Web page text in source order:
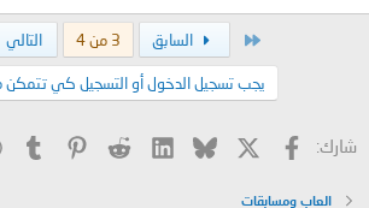
السابق 3 من 4 التالي
يجب تسجيل الدخول أو التسجيل كي تتمكن
شارك: فيسبوك Bluesky
LinkedIn
Reddit
العاب ومسابقات